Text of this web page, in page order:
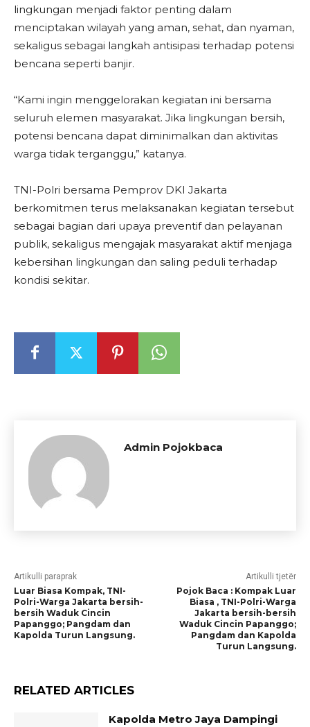
lingkungan menjadi faktor penting dalam
menciptakan wilayah yang aman, sehat, dan nyaman,
sekaligus sebagai langkah antisipasi terhadap potensi
bencana seperti banjir.
“Kami ingin menggelorakan kegiatan ini bersama
seluruh elemen masyarakat. Jika lingkungan bersih,
potensi bencana dapat diminimalkan dan aktivitas
warga tidak terganggu,” katanya.
TNI-Polri bersama Pemprov DKI Jakarta
berkomitmen terus melaksanakan kegiatan tersebut
sebagai bagian dari upaya preventif dan pelayanan
publik, sekaligus mengajak masyarakat aktif menjaga
kebersihan lingkungan dan saling peduli terhadap
kondisi sekitar.
Admin Pojokbaca
Artikulli paraprak
Luar Biasa Kompak, TNI-
Polri-Warga Jakarta bersih-
bersih Waduk Cincin
Papanggo; Pangdam dan
Kapolda Turun Langsung.
Artikulli tjetër
Pojok Baca : Kompak Luar
Biasa , TNI-Polri-Warga
Jakarta bersih-bersih
Waduk Cincin Papanggo;
Pangdam dan Kapolda
Turun Langsung.
RELATED ARTICLES
Kapolda Metro Jaya Dampingi